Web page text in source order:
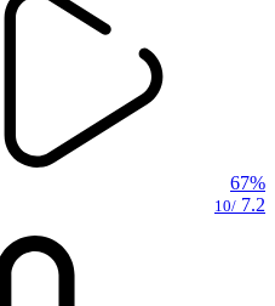
67%
7.2
/10